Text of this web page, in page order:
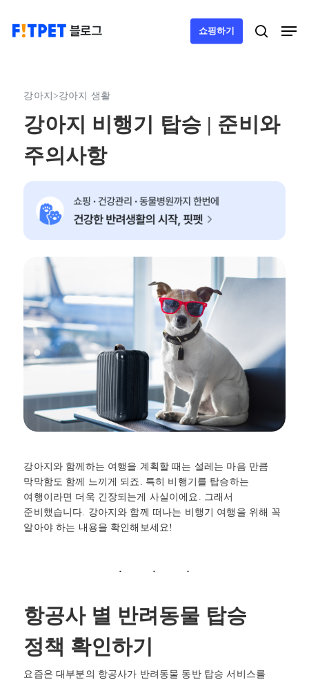
쇼핑하기 search
강아지 >강아지 생활
강아지 비행기 탑승 | 준비와
주의사항
강아지와 함께하는 여행을 계획할 때는 설레는 마음 만큼
막막함도 함께 느끼게 되죠. 특히 비행기를 탑승하는
여행이라면 더욱 긴장되는게 사실이에요. 그래서
준비했습니다. 강아지와 함께 떠나는 비행기 여행을 위해 꼭
알아야 하는 내용을 확인해보세요!
항공사 별 반려동물 탑승
정책 확인하기
요즘은 대부분의 항공사가 반려동물 동반 탑승 서비스를